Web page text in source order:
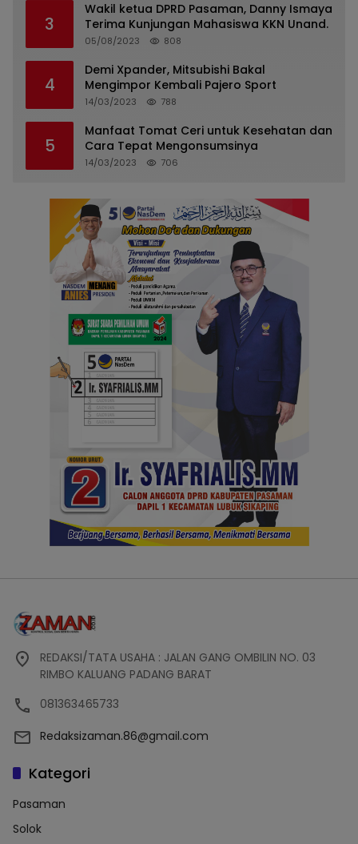
3
Wakil ketua DPRD Pasaman, Danny Ismaya
Terima Kunjungan Mahasiswa KKN Unand.
05/08/2023 808
4
Demi Xpander, Mitsubishi Bakal
Mengimpor Kembali Pajero Sport
14/03/2023 788
5
Manfaat Tomat Ceri untuk Kesehatan dan
Cara Tepat Mengonsumsinya
14/03/2023 706
REDAKSI/TATA USAHA : JALAN GANG OMBILIN NO. 03
RIMBO KALUANG PADANG BARAT
081363465733
Redaksizaman.86@gmail.com
Kategori
Pasaman
Solok